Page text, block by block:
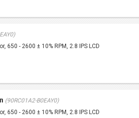
650 - 2600 ± 10% RPM, 2.8 IPS LCD
(90RC01A2-B0EAY0)
650 - 2600 ± 10% RPM, 2.8 IPS LCD